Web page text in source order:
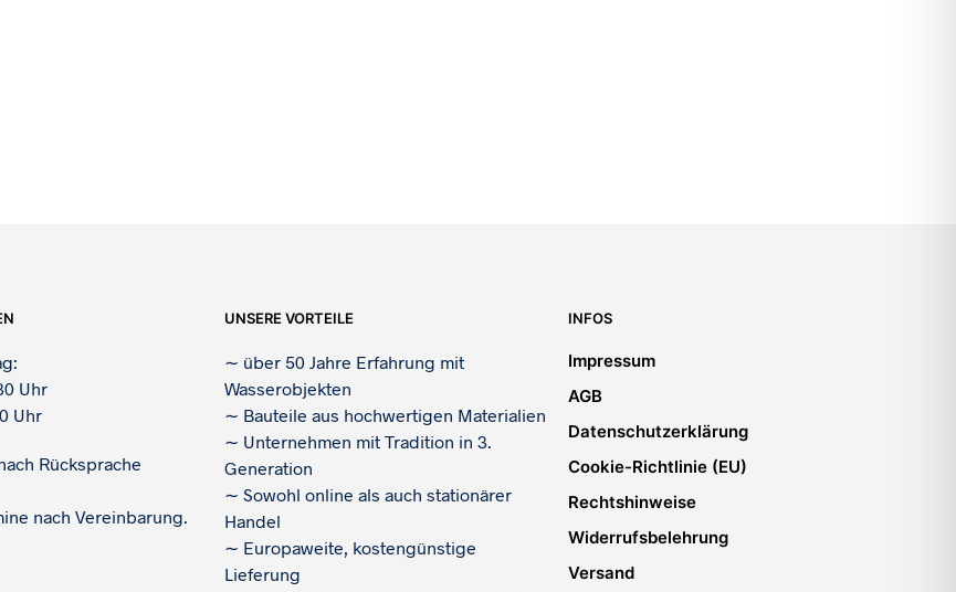
Uhr
Uhr
Rücksprache
nach Vereinbarung.
UNSERE VORTEILE
∼ über 50 Jahre Erfahrung mit
Wasserobjekten
∼ Bauteile aus hochwertigen Materialien
∼ Unternehmen mit Tradition in 3.
Generation
∼ Sowohl online als auch stationärer
Handel
∼ Europaweite, kostengünstige
Lieferung
INFOS
Impressum
AGB
Datenschutzerklärung
Cookie-Richtlinie (EU)
Rechtshinweise
Widerrufsbelehrung
Versand